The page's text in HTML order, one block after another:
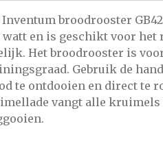
Inventum broodrooster
watt en is geschikt voor het
Het broodrooster is
Gebruik de
te ontdooien en direct te
vangt alle kruimels